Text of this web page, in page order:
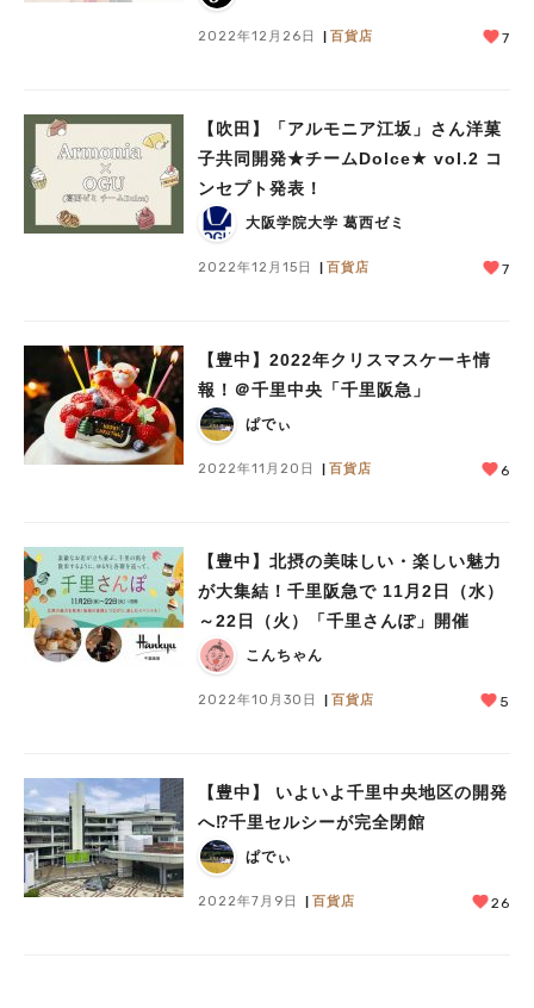
2022年12月26日 百貨店 7
【吹田】「アルモニア江坂」さん洋菓
子共同開発★チームDolce★ vol.2 コ
ンセプト発表！
大阪学院大学 葛西ゼミ
2022年12月15日 百貨店 7
【豊中】2022年クリスマスケーキ情
報！＠千里中央「千里阪急」
ぱでぃ
2022年11月20日 百貨店 6
【豊中】北摂の美味しい・楽しい魅力
が大集結！千里阪急で 11月2日（水）
～22日（火）「千里さんぽ」開催
こんちゃん
2022年10月30日 百貨店 5
【豊中】 いよいよ千里中央地区の開発
へ⁉千里セルシーが完全閉館
ぱでぃ
2022年7月9日 百貨店 26